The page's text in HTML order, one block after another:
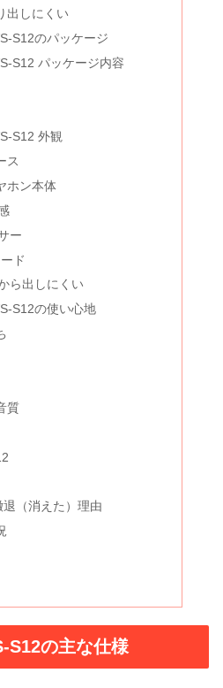
出しにくい
S12のパッケージ
S12 パッケージ内容
S12 外観
ス
ホン本体
ー
ド
ら出しにくい
S12の使い心地
質
（消えた）理由
S12の主な仕様